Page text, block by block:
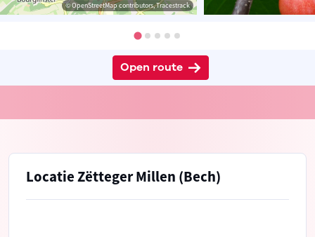
© OpenStreetMap contributors, Tracestrack
Open route
Locatie Zëtteger Millen (Bech)